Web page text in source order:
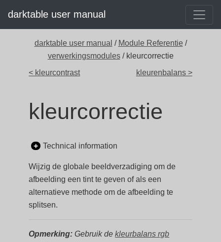
darktable user manual
darktable user manual / Module Referentie /
verwerkingsmodules/ kleurcorrectie
< kleurcontrast
kleurenbalans >
kleurcorrectie
Technical information
Wijzig de globale beeldverzadiging om de
afbeelding een tint te geven of als een
alternatieve methode om de afbeelding te
splitsen.
Opmerking: Gebruik dekleurbalans rgb